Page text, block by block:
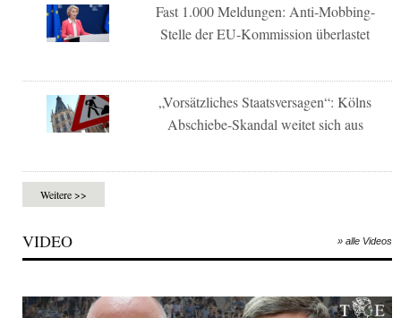
Fast 1.000 Meldungen: Anti-Mobbing-
Stelle der EU-Kommission überlastet
„Vorsätzliches Staatsversagen“: Kölns
Abschiebe-Skandal weitet sich aus
Weitere >>
VIDEO » alle Videos